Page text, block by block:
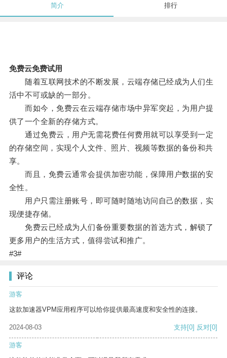
简介 排行
免费云免费试用
随着互联网技术的不断发展，云端存储已经成为人们生
活中不可或缺的一部分。
而如今，免费云在云端存储市场中异军突起，为用户提
供了一个全新的存储方式。
通过免费云，用户无需花费任何费用就可以享受到一定
的存储空间，实现个人文件、照片、视频等数据的备份和共
享。
而且，免费云通常会提供加密功能，保障用户数据的安
全性。
用户只需注册账号，即可随时随地访问自己的数据，实
现便捷存储。
免费云已经成为人们备份重要数据的首选方式，解锁了
更多用户的生活方式，值得尝试和推广。
#3#
评论
游客
这款加速器VPM应用程序可以给你提供最高速度和安全性的连接。
2024-08-03 支持[0] 反对[0]
游客